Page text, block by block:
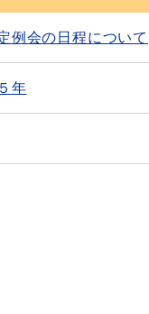
例会の日程について
年